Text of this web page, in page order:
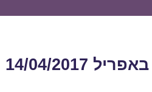
04/2017